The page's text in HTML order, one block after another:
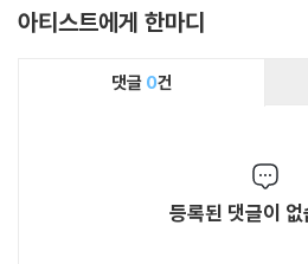
아티스트에게 한마디
댓글 0건
등록된 댓글이 없